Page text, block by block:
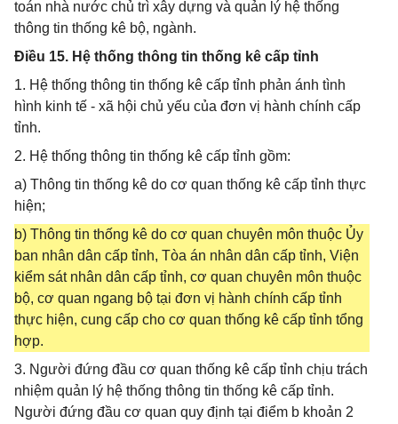
toán nhà nước chủ trì xây dựng và quản lý hệ thống
thông tin thống kê bộ, ngành.
Điều 15. Hệ thống thông tin thống kê cấp tỉnh
1. Hệ thống thông tin thống kê cấp tỉnh phản ánh tình
hình kinh tế - xã hội chủ yếu của đơn vị hành chính cấp
tỉnh.
2. Hệ thống thông tin thống kê cấp tỉnh gồm:
a) Thông tin thống kê do cơ quan thống kê cấp tỉnh thực
hiện;
b) Thông tin thống kê do cơ quan chuyên môn thuộc Ủy
ban nhân dân cấp tỉnh, Tòa án nhân dân cấp tỉnh, Viện
kiểm sát nhân dân cấp tỉnh, cơ quan chuyên môn thuộc
bộ, cơ quan ngang bộ tại đơn vị hành chính cấp tỉnh
thực hiện, cung cấp cho cơ quan thống kê cấp tỉnh tổng
hợp.
3. Người đứng đầu cơ quan thống kê cấp tỉnh chịu trách
nhiệm quản lý hệ thống thông tin thống kê cấp tỉnh.
Người đứng đầu cơ quan quy định tại điểm b khoản 2